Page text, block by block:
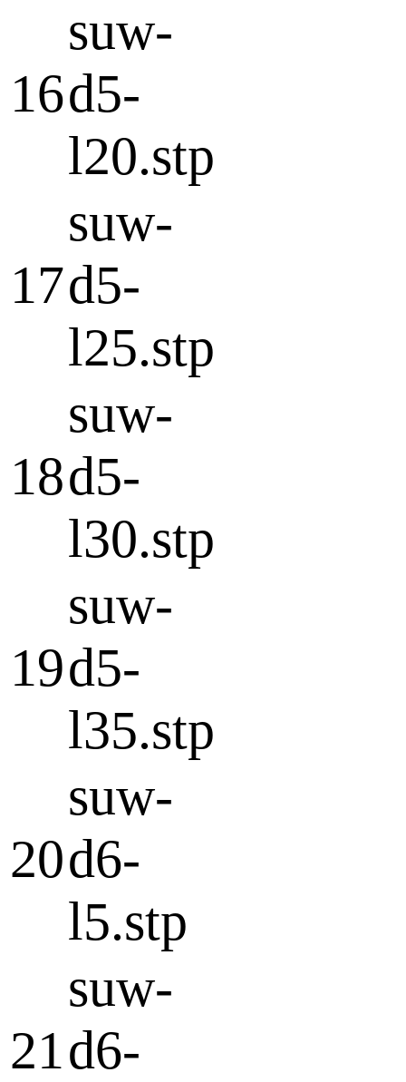
16
suw-
d5-
l20.stp
17
suw-
d5-
l25.stp
18
suw-
d5-
l30.stp
19
suw-
d5-
l35.stp
20
suw-
d6-
l5.stp
21
suw-
d6-